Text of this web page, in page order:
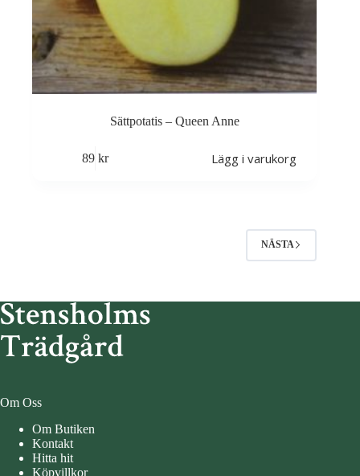
Sättpotatis – Queen Anne
89kr Lägg i varukorg
NÄSTA
Om Oss
Om Butiken
Kontakt
Hitta hit
Köpvillkor